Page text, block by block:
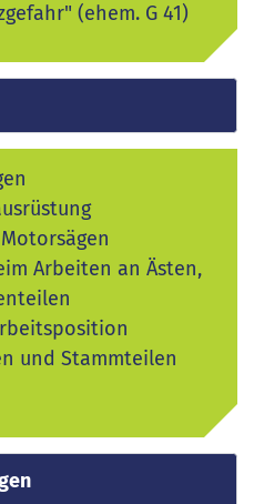
(ehem. G 41)
Arbeiten an Ästen,
und Stammteilen